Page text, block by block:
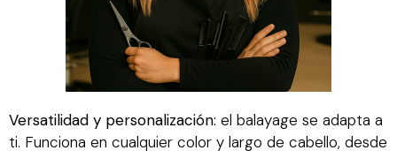
Versatilidad y personalización: el balayage se adapta a
ti. Funciona en cualquier color y largo de cabello, desde